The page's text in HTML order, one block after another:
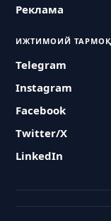
Реклама
ИЖТИМОИЙ
Telegram
Instagram
Facebook
Twitter/X
LinkedIn